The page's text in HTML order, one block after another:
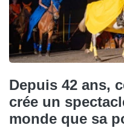
Depuis 42 ans,
crée un
monde que sa